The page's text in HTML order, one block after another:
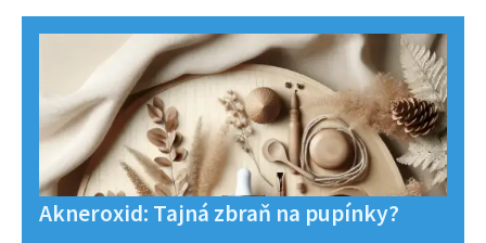
Akneroxid: Tajná zbraň na pupínky?